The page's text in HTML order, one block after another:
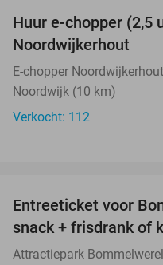
Huur e-chopper (2,5
Noordwijkerhout
E-chopper Noordwijkerhout
Noordwijk (10 km)
Verkocht: 112
Entreeticket voor
snack + frisdrank of
Attractiepark